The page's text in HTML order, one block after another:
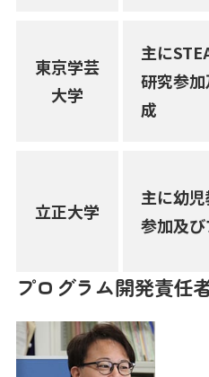
東京学芸
大学
主に
研究参
成
立正大学
主に幼
参加及
プログラム開発責任